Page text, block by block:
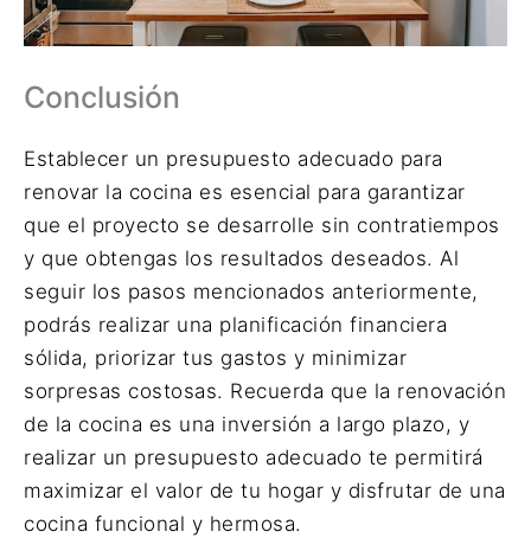
Conclusión
Establecer un presupuesto adecuado para
renovar la cocina es esencial para garantizar
que el proyecto se desarrolle sin contratiempos
y que obtengas los resultados deseados. Al
seguir los pasos mencionados anteriormente,
podrás realizar una planificación financiera
sólida, priorizar tus gastos y minimizar
sorpresas costosas. Recuerda que la renovación
de la cocina es una inversión a largo plazo, y
realizar un presupuesto adecuado te permitirá
maximizar el valor de tu hogar y disfrutar de una
cocina funcional y hermosa.